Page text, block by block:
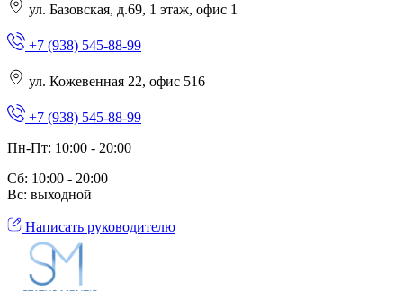
ул. Базовская, д.69, 1 этаж, офис 1
+7 (938) 545-88-99
ул. Кожевенная 22, офис 516
+7 (938) 545-88-99
Пн-Пт: 10:00 - 20:00
Сб: 10:00 - 20:00
Вс: выходной
Написать руководителю